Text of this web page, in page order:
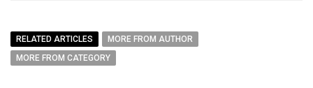
RELATED ARTICLES
MORE FROM AUTHOR
MORE FROM CATEGORY